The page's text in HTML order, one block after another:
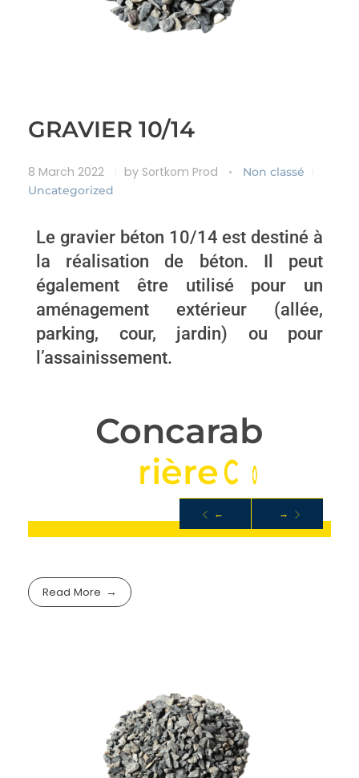
GRAVIER 10/14
8 March 2022 by Sortkom Prod
Non classé
Uncategorized
Le gravier béton 10/14 est destiné à
la réalisation de béton. Il peut
également être utilisé pour un
aménagement extérieur (allée,
parking, cour, jardin) ou pour
l’assainissement.
Concarab
rièreC o
← →
Read More